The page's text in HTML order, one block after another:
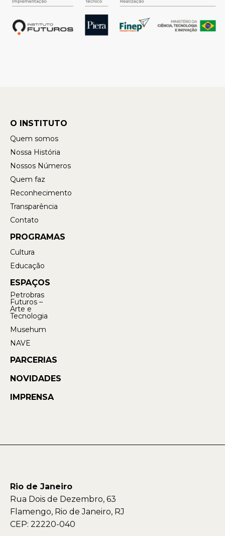
O INSTITUTO
Quem somos
Nossa História
Nossos Números
Quem faz
Reconhecimento
Transparência
Contato
PROGRAMAS
Cultura
Educação
ESPAÇOS
Petrobras
Futuros –
Arte e
Tecnologia
Musehum
NAVE
PARCERIAS
NOVIDADES
IMPRENSA
Rio de Janeiro
Rua Dois de Dezembro, 63
Flamengo, Rio de Janeiro, RJ
CEP: 22220-040